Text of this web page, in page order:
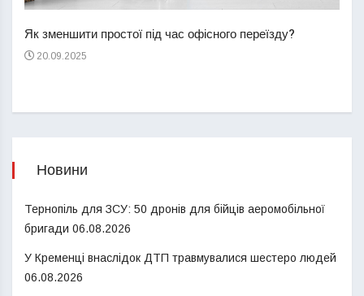
Як зменшити простої під час офісного переїзду?
20.09.2025
Новини
Тернопіль для ЗСУ: 50 дронів для бійців аеромобільної
бригади 06.08.2026
У Кременці внаслідок ДТП травмувалися шестеро людей
06.08.2026